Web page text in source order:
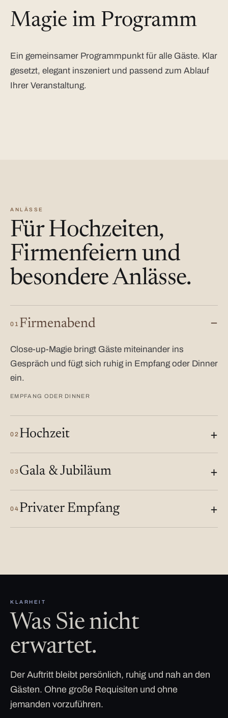
Magie im Programm
Ein gemeinsamer Programmpunkt für alle Gäste. Klar
gesetzt, elegant inszeniert und passend zum Ablauf
Ihrer Veranstaltung.
ANLÄSSE
Für Hochzeiten,
Firmenfeiern und
besondere Anlässe.
01 Firmenabend
Close-up-Magie bringt Gäste miteinander ins
Gespräch und fügt sich ruhig in Empfang oder Dinner
ein.
EMPFANG ODER DINNER
02 Hochzeit
03 Gala & Jubiläum
04 Privater Empfang
KLARHEIT
Was Sie nicht
erwartet.
Der Auftritt bleibt persönlich, ruhig und nah an den
Gästen. Ohne große Requisiten und ohne
jemanden vorzuführen.